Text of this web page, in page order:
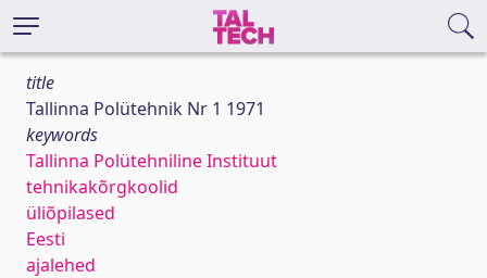
title
Tallinna Polütehnik Nr 1 1971
keywords
Tallinna Polütehniline Instituut
tehnikakõrgkoolid
üliõpilased
Eesti
ajalehed